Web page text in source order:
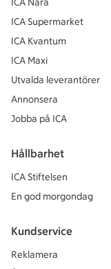
ICA Nära
ICA Supermarket
ICA Kvantum
ICA Maxi
Utvalda leverantörer
Annonsera
Jobba på ICA
Hållbarhet
ICA Stiftelsen
En god morgondag
Kundservice
Reklamera